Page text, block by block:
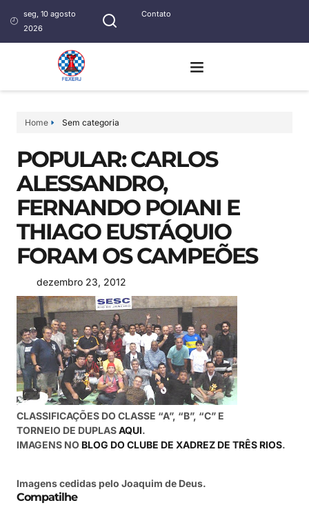
seg, 10 agosto
2026
Contato
Home Sem categoria
POPULAR: CARLOS
ALESSANDRO,
FERNANDO POIANI E
THIAGO EUSTÁQUIO
FORAM OS CAMPEÕES
dezembro 23, 2012
CLASSIFICAÇÕES DO CLASSE “A”, “B”, “C” E
TORNEIO DE DUPLASAQUI.
IMAGENS NO BLOG DO CLUBE DE XADREZ DE TRÊS RIOS.
Imagens cedidas pelo Joaquim de Deus.
Compatilhe